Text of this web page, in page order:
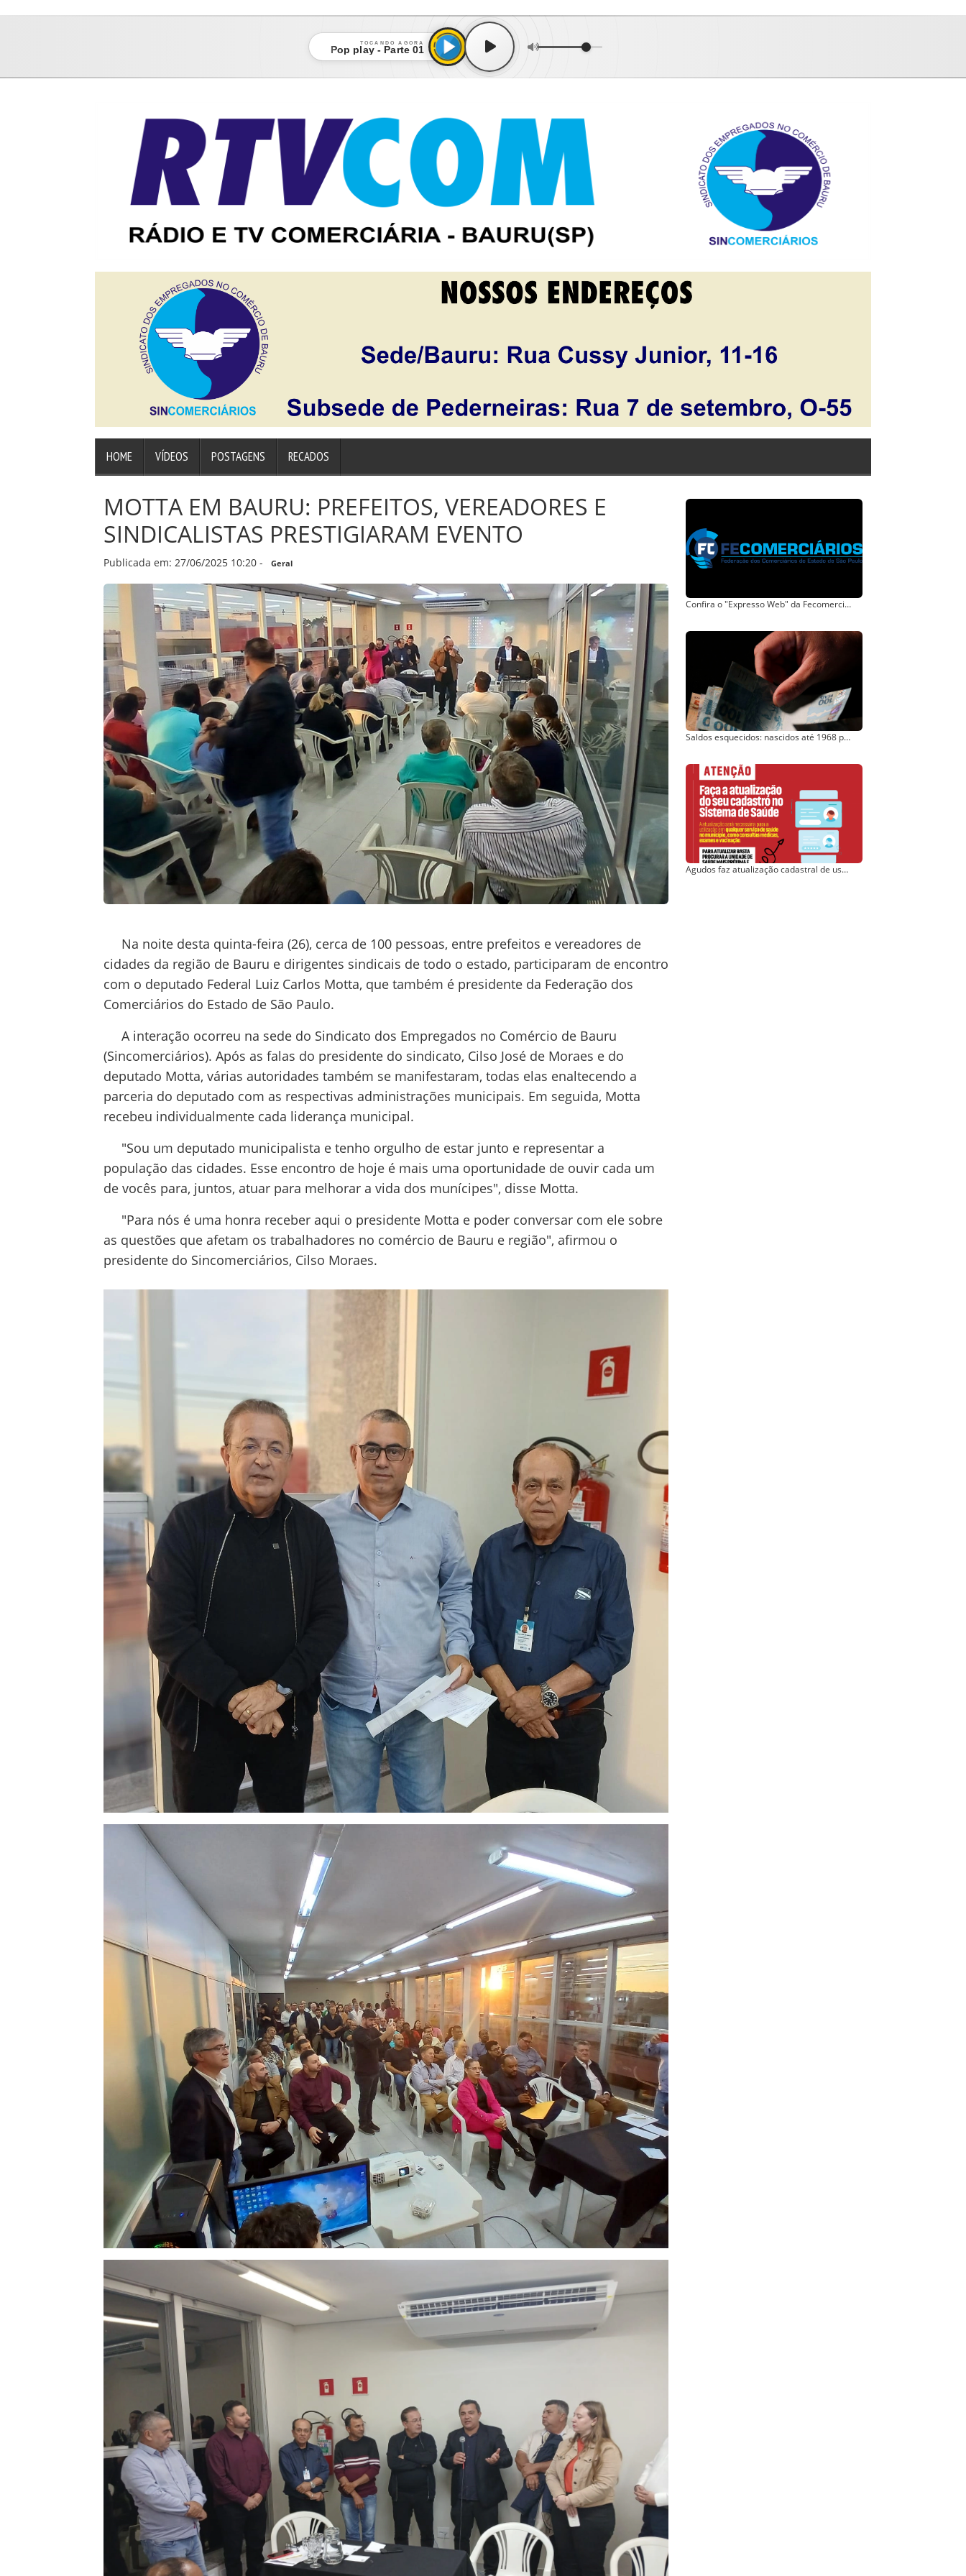
TOCANDO AGORA
Pop play - Parte 01
HOME VÍDEOS POSTAGENS RECADOS
MOTTA EM BAURU: PREFEITOS, VEREADORES E
SINDICALISTAS PRESTIGIARAM EVENTO
Publicada em: 27/06/2025 10:20 - Geral
Na noite desta quinta-feira (26), cerca de 100 pessoas, entre prefeitos e vereadores de
cidades da região de Bauru e dirigentes sindicais de todo o estado, participaram de encontro
com o deputado Federal Luiz Carlos Motta, que também é presidente da Federação dos
Comerciários do Estado de São Paulo.
A interação ocorreu na sede do Sindicato dos Empregados no Comércio de Bauru
(Sincomerciários). Após as falas do presidente do sindicato, Cilso José de Moraes e do
deputado Motta, várias autoridades também se manifestaram, todas elas enaltecendo a
parceria do deputado com as respectivas administrações municipais. Em seguida, Motta
recebeu individualmente cada liderança municipal.
"Sou um deputado municipalista e tenho orgulho de estar junto e representar a
população das cidades. Esse encontro de hoje é mais uma oportunidade de ouvir cada um
de vocês para, juntos, atuar para melhorar a vida dos munícipes", disse Motta.
"Para nós é uma honra receber aqui o presidente Motta e poder conversar com ele sobre
as questões que afetam os trabalhadores no comércio de Bauru e região", afirmou o
presidente do Sincomerciários, Cilso Moraes.
Confira o "Expresso Web" da Fecomerciários de hoje.
Saldos esquecidos: nascidos até 1968 podem agendar saque, se tiverem saldos a receber
Agudos faz atualização cadastral de usuários do Sistema de Saúde